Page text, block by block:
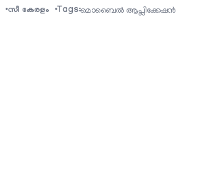
സീ കേരളം Tags:മൊബൈൽ ആപ്ലിക്കേഷൻ